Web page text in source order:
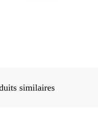
similaires